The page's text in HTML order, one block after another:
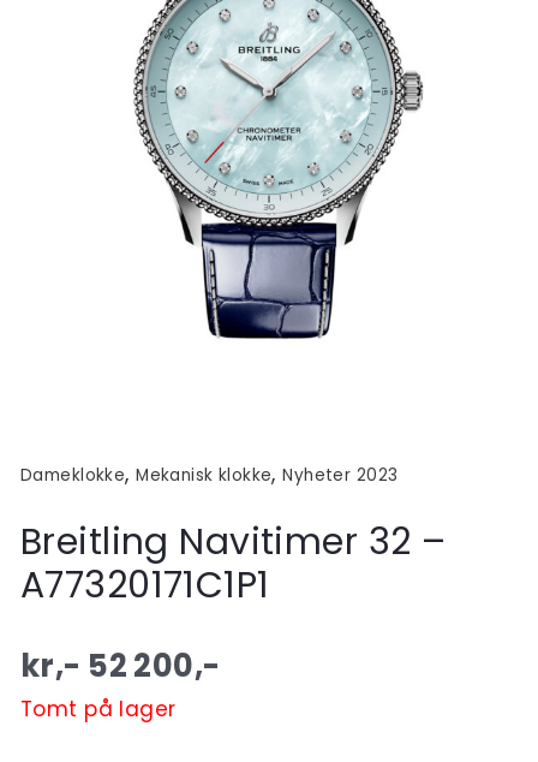
Dameklokke,Mekanisk klokke,Nyheter 2023
Breitling Navitimer 32 –
A77320171C1P1
kr,- 52 200,-
Tomt på lager